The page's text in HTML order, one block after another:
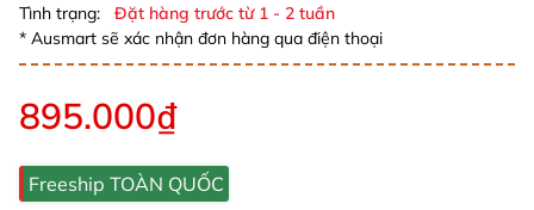
Tình trạng:
Đặt hàng trước từ 1 - 2 tuần
* Ausmart sẽ xác nhận đơn hàng qua điện thoại
895.000₫
Freeship TOÀN QUỐC